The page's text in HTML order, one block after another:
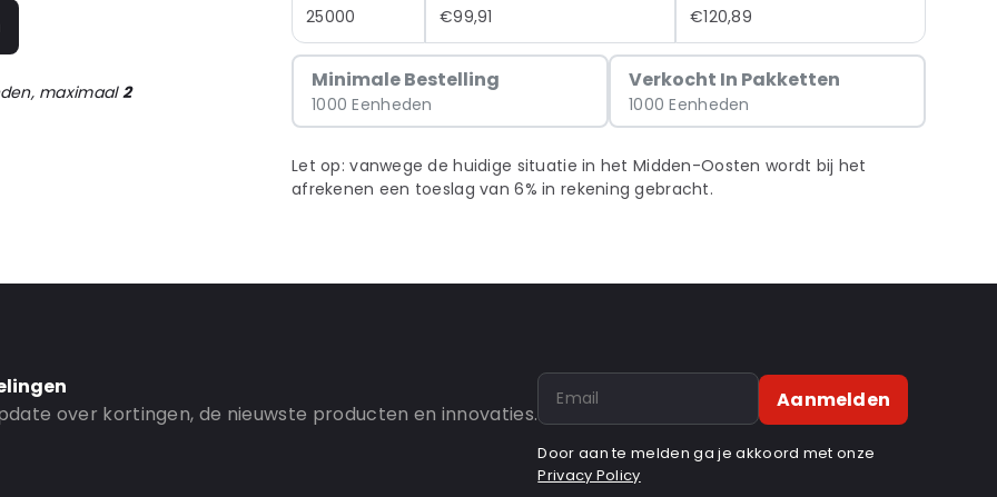
25000 €99,91 €120,89
Minimale Bestelling
1000 Eenheden
Verkocht In Pakketten
1000 Eenheden
Let op: vanwege de huidige situatie in het Midden-Oosten wordt bij het
afrekenen een toeslag van 6% in rekening gebracht.
maximaal2
over kortingen, de nieuwste producten en innovaties.
Aanmelden
Door aan te melden ga je akkoord met onze
Privacy Policy